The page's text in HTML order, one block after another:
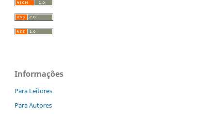
Informações
Para Leitores
Para Autores